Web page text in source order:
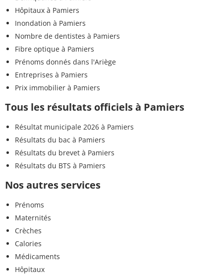
Hôpitaux à Pamiers
Inondation à Pamiers
Nombre de dentistes à Pamiers
Fibre optique à Pamiers
Prénoms donnés dans l'Ariège
Entreprises à Pamiers
Prix immobilier à Pamiers
Tous les résultats officiels à Pamiers
Résultat municipale 2026 à Pamiers
Résultats du bac à Pamiers
Résultats du brevet à Pamiers
Résultats du BTS à Pamiers
Nos autres services
Prénoms
Maternités
Crèches
Calories
Médicaments
Hôpitaux